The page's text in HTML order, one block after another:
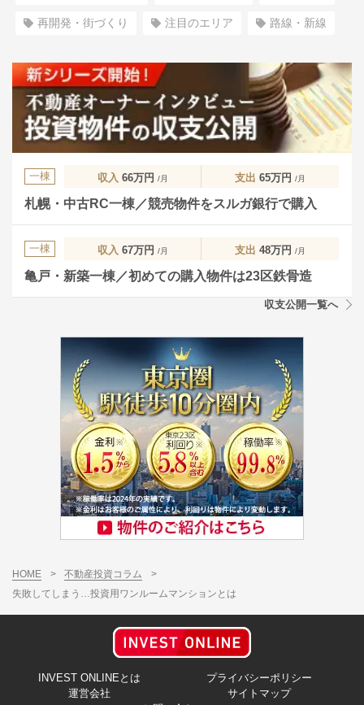
再開発・街づくり 注目のエリア 路線・新線
一棟 収入 66万円 /月 支出 65万円 /月
札幌・中古RC一棟／競売物件をスルガ銀行で購入
一棟 収入 67万円 /月 支出 48万円 /月
亀戸・新築一棟／初めての購入物件は23区鉄骨造
収支公開一覧へ
HOME > 不動産投資コラム
>
失敗してしまう…投資用ワンルームマンションとは
INVEST ONLINEとは
プライバシーポリシー
運営会社
サイトマップ